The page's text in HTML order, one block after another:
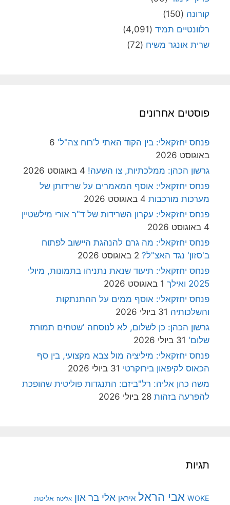
קורונה (150)
רלוונטיים תמיד (4,091)
שרית אונגר משיח (72)
פוסטים אחרונים
פנחס יחזקאלי: בין הקוד האתי ל'רוח צה"ל' 6
באוגוסט 2026
גרשון הכהן: ממלכתיות, צו השעה! 4 באוגוסט 2026
פנחס יחזקאלי: אוסף המאמרים על שרידותן של
מערכות מורכבות 4 באוגוסט 2026
פנחס יחזקאלי: עקרון השרידות של ד"ר אורי מילשטיין
4 באוגוסט 2026
פנחס יחזקאלי: מה גרם להנהגת היישוב לפתוח
ב'סזון' נגד האצ"ל? 2 באוגוסט 2026
פנחס יחזקאלי: תיעוד שנאת נתניהו בתמונות, מיולי
2025 ואילך
1 באוגוסט 2026
פנחס יחזקאלי: אוסף ממים על ההתנתקות
והשלכותיה 31 ביולי 2026
גרשון הכהן: כן לשלום, לא לנוסחה 'שטחים תמורת
שלום' 31 ביולי 2026
פנחס יחזקאלי: מיליציה מול צבא מקצועי, בין סף
הכאוס לקיפאון בירוקרטי 31 ביולי 2026
משה כהן אליה: רל"ביזם: התנגדות פוליטית שהופכת
להפרעה בזהות 28 ביולי 2026
תגיות
WOKE אבי הראל איראן אלי בר און אליטה אליטת